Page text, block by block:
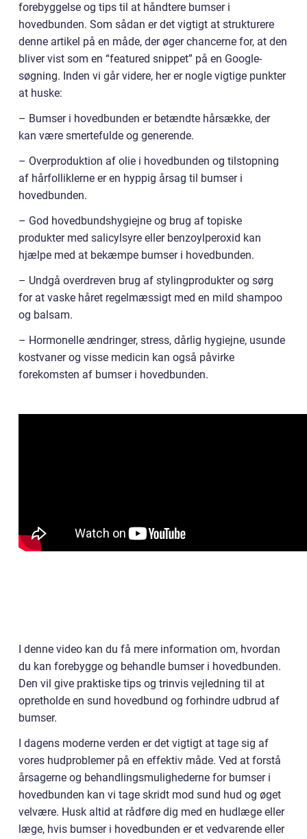
forebyggelse og tips til at håndtere bumser i
hovedbunden. Som sådan er det vigtigt at strukturere
denne artikel på en måde, der øger chancerne for, at den
bliver vist som en “featured snippet” på en Google-
søgning. Inden vi går videre, her er nogle vigtige punkter
at huske:
– Bumser i hovedbunden er betændte hårsække, der
kan være smertefulde og generende.
– Overproduktion af olie i hovedbunden og tilstopning
af hårfolliklerne er en hyppig årsag til bumser i
hovedbunden.
– God hovedbundshygiejne og brug af topiske
produkter med salicylsyre eller benzoylperoxid kan
hjælpe med at bekæmpe bumser i hovedbunden.
– Undgå overdreven brug af stylingprodukter og sørg
for at vaske håret regelmæssigt med en mild shampoo
og balsam.
– Hormonelle ændringer, stress, dårlig hygiejne, usunde
kostvaner og visse medicin kan også påvirke
forekomsten af bumser i hovedbunden.
I denne video kan du få mere information om, hvordan
du kan forebygge og behandle bumser i hovedbunden.
Den vil give praktiske tips og trinvis vejledning til at
opretholde en sund hovedbund og forhindre udbrud af
bumser.
I dagens moderne verden er det vigtigt at tage sig af
vores hudproblemer på en effektiv måde. Ved at forstå
årsagerne og behandlingsmulighederne for bumser i
hovedbunden kan vi tage skridt mod sund hud og øget
velvære. Husk altid at rådføre dig med en hudlæge eller
læge, hvis bumser i hovedbunden er et vedvarende eller